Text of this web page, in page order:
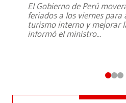
El Gobierno de Perú
feriados a los viernes para
turismo interno y mejorar
informó el ministro...